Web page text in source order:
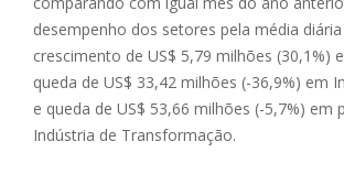
desempenho dos setores pela média
crescimento de US$ 5,79 milhões (30,1%)
queda de US$ 33,42 milhões (-36,9%) em
e queda de US$ 53,66 milhões (-5,7%) em
Indústria de Transformação.